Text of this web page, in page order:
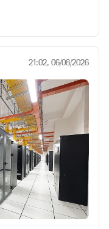
21:02, 06/08/2026